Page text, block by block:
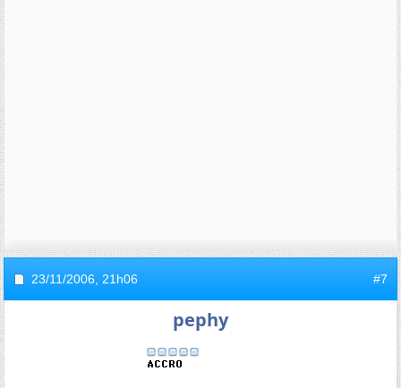
23/11/2006, 21h06 #7
pephy